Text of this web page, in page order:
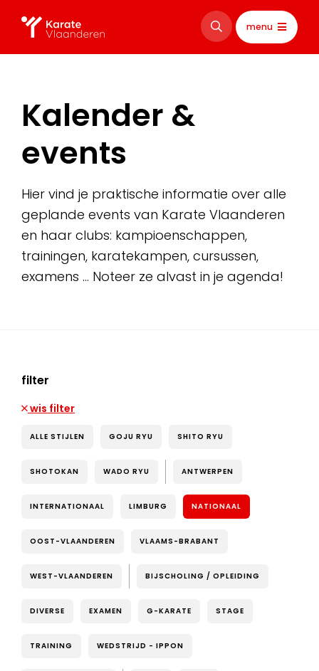
menu
Kalender &
events
Hier vind je praktische informatie over alle
geplande events van Karate Vlaanderen
en haar clubs: kampioenschappen,
trainingen, karatekampen, cursussen,
examens … Noteer ze alvast in je agenda!
filter
wis filter
ALLE STIJLEN GOJU RYU SHITO RYU
SHOTOKAN WADO RYU ANTWERPEN
INTERNATIONAAL LIMBURG NATIONAAL
OOST-VLAANDEREN VLAAMS-BRABANT
WEST-VLAANDEREN BIJSCHOLING / OPLEIDING
DIVERSE EXAMEN G-KARATE STAGE
TRAINING WEDSTRIJD - IPPON